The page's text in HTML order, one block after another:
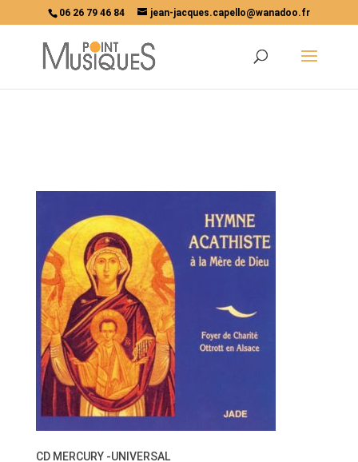
06 26 79 46 84 jean-jacques.capello@wanadoo.fr
CD MERCURY -UNIVERSAL